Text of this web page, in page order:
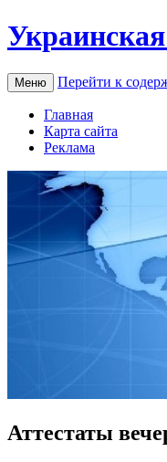
Меню Перейти к
Главная
Карта сайта
Реклама
Аттестаты